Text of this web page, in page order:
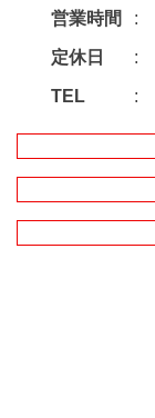
営業時間
定休日
TEL